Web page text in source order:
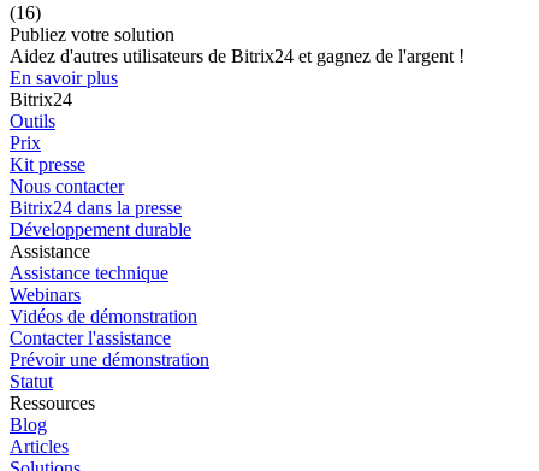
(16)
Publiez votre solution
Aidez d'autres utilisateurs de Bitrix24 et gagnez de l'argent !
En savoir plus
Bitrix24
Outils
Prix
Kit presse
Nous contacter
Bitrix24 dans la presse
Développement durable
Assistance
Assistance technique
Webinars
Vidéos de démonstration
Contacter l'assistance
Prévoir une démonstration
Statut
Ressources
Blog
Articles